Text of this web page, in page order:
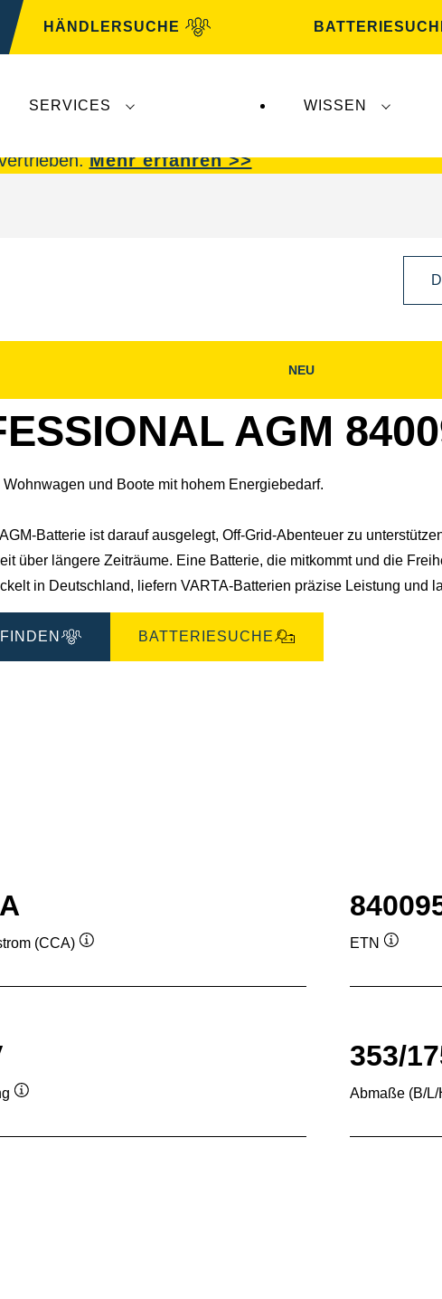
HÄNDLERSUCHE
SERVICES WISSEN
Mehr erfahren >>
NEU
AGM
und Boote mit hohem Energiebedarf.
Batterie ist darauf ausgelegt, Off-Grid-Abenteuer zu
über längere Zeiträume. Eine Batterie, die mitkommt und die
in Deutschland, liefern VARTA-Batterien präzise Leistung und
BATTERIESUCHE
(CCA)
ETN
353/
Abmaße (B/L/